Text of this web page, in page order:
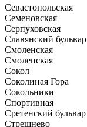
Севастопольская
Семеновская
Серпуховская
Славянский бульвар
Смоленская
Смоленская
Сокол
Соколиная Гора
Сокольники
Спортивная
Сретенский бульвар
Стрешнево